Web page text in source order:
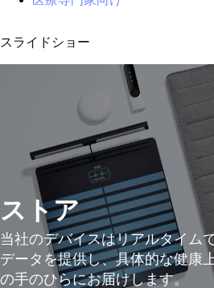
スライドショー
ストア
当社のデバイスはリアルタイム
データを提供し、具体的な健康
の手のひらにお届けします。